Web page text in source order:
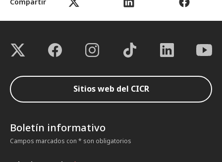
Sitios web del CICR
Boletín informativo
Campos marcados con * son obligatorios